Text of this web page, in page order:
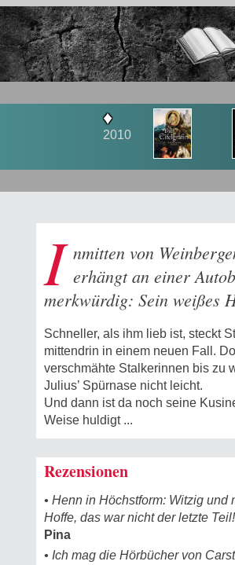
♦
2011
I nmitten von
erhängt an einer
merkwürdig: Sein weißes
Schneller, als ihm lieb ist, steckt
mittendrin in einem neuen Fall.
verschmähte Stalkerinnen bis zu
Julius’ Spürnase nicht leicht.
Und dann ist da noch seine
Weise huldigt ...
Rezensionen
• Henn in Höchstform: Witzig
Hoffe, das war nicht der letzte Teil!
Pina
• Ich mag die Hörbücher von